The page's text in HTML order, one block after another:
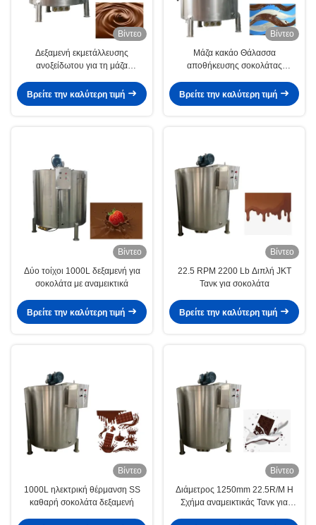
Βίντεο
Δεξαμενή εκμετάλλευσης
ανοξείδωτου για τη μάζα
Βρείτε την καλύτερη τιμή
Βίντεο
Μάζα κακάο Θάλασσα
αποθήκευσης σοκολάτας
Βρείτε την καλύτερη τιμή
Βίντεο
Δύο τοίχοι 1000L δεξαμενή για
σοκολάτα με αναμεικτικά
Βρείτε την καλύτερη τιμή
Βίντεο
22.5 RPM 2200 Lb Διπλή JKT
Τανκ για σοκολάτα
Βρείτε την καλύτερη τιμή
Βίντεο
1000L ηλεκτρική θέρμανση SS
καθαρή σοκολάτα δεξαμενή
Βίντεο
Διάμετρος 1250mm 22.5R/M H
Σχήμα αναμεικτικάς Τανκ για